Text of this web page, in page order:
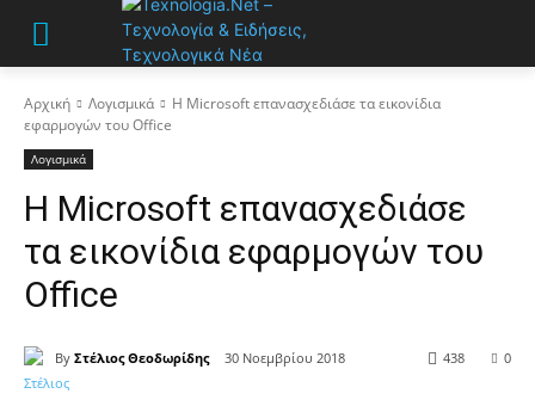
Αρχική Λογισμικά
Η Microsoft επανασχεδιάσε τα εικονίδια
εφαρμογών του Office
Λογισμικά
Η Microsoft επανασχεδιάσε
τα εικονίδια εφαρμογών του
Office
By Στέλιος Θεοδωρίδης 30 Νοεμβρίου 2018 0
438